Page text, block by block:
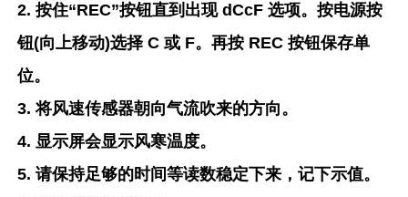
2. 按住“REC”按钮直到出现 dCcF 选项。按电源按
钮(向上移动)选择 C 或 F。再按 REC 按钮保存单
位。
3. 将风速传感器朝向气流吹来的方向。
4. 显示屏会显示风寒温度。
5. 请保持足够的时间等读数稳定下来，记下示值。